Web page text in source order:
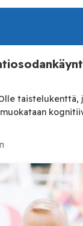
taistelukenttä,